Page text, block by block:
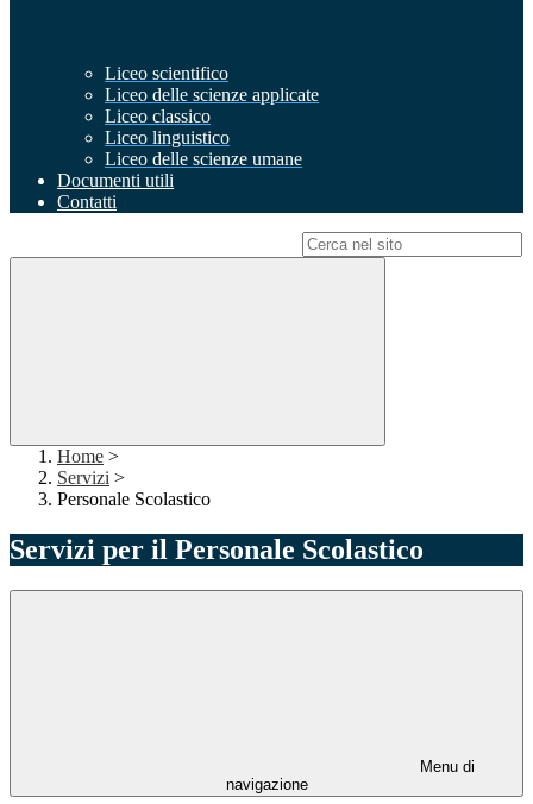
Liceo scientifico
Liceo delle scienze applicate
Liceo classico
Liceo linguistico
Liceo delle scienze umane
Documenti utili
Contatti
Home >
Servizi >
Personale Scolastico
Servizi per il Personale Scolastico
Menu di
navigazione